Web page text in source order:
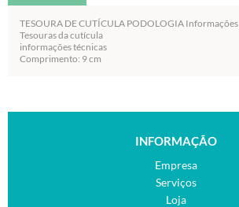
TESOURA DE CUTÍCULA PODOLOGIA
Tesouras da cutícula
informações técnicas
Comprimento: 9 cm
INFORMAÇÃO
Empresa
Serviços
Loja